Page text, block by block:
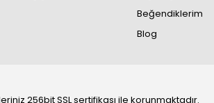
Beğendiklerim
Blog
256bit SSL sertifikası ile korunmaktadır.